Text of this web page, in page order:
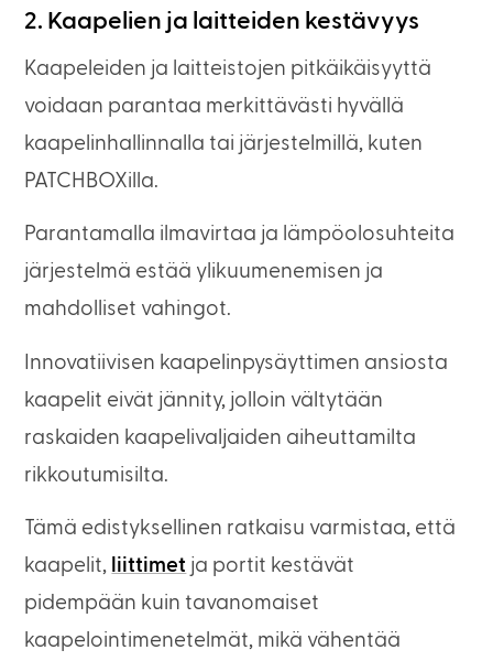
2. Kaapelien ja laitteiden kestävyys
Kaapeleiden ja laitteistojen pitkäikäisyyttä
voidaan parantaa merkittävästi hyvällä
kaapelinhallinnalla tai järjestelmillä, kuten
PATCHBOXilla.
Parantamalla ilmavirtaa ja lämpöolosuhteita
järjestelmä estää ylikuumenemisen ja
mahdolliset vahingot.
Innovatiivisen kaapelinpysäyttimen ansiosta
kaapelit eivät jännity, jolloin vältytään
raskaiden kaapelivaljaiden aiheuttamilta
rikkoutumisilta.
Tämä edistyksellinen ratkaisu varmistaa, että
kaapelit, liittimet ja portit kestävät
pidempään kuin tavanomaiset
kaapelointimenetelmät, mikä vähentää